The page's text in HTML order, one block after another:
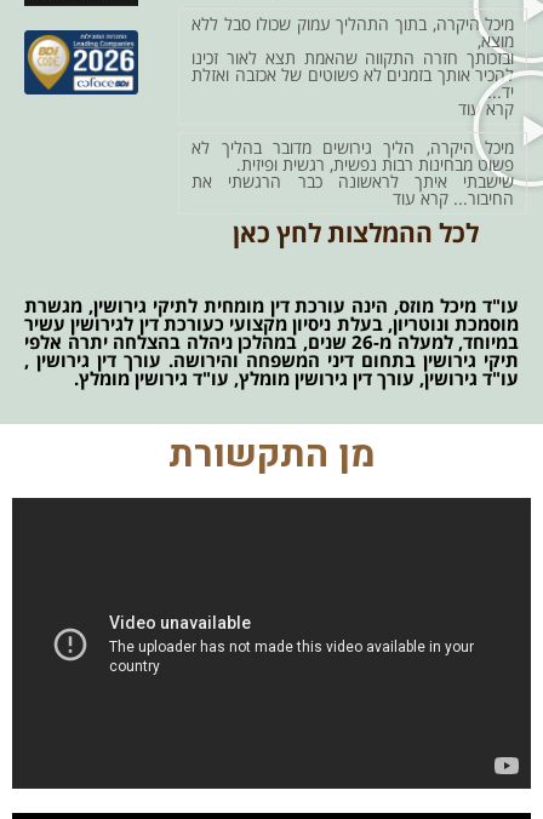
מיכל היקרה, בתוך התהליך עמוק שכולו סבל ללא
מוצא,
ובזכותך חזרה התקווה שהאמת תצא לאור זכינו
להכיר אותך בזמנים לא פשוטים של אכזבה ואזלת
יד...
קרא עוד
מיכל היקרה, הליך גירושים מדובר בהליך לא
פשוט מבחינות רבות נפשית, רגשית ופיזית.
שישבתי איתך לראשונה כבר הרגשתי את
החיבור... קרא עוד
לכל ההמלצות לחץ כאן
עו"ד מיכל מוזס, הינה עורכת דין מומחית לתיקי גירושין, מגשרת
מוסמכת ונוטריון, בעלת ניסיון מקצועי כעורכת דין לגירושין עשיר
במיוחד, למעלה מ-26 שנים, במהלכן ניהלה בהצלחה יתרה אלפי
תיקי גירושין בתחום דיני המשפחה והירושה. עורך דין גירושין ,
עו"ד גירושין, עורך דין גירושין מומלץ, עו"ד גירושין מומלץ.
מן התקשורת